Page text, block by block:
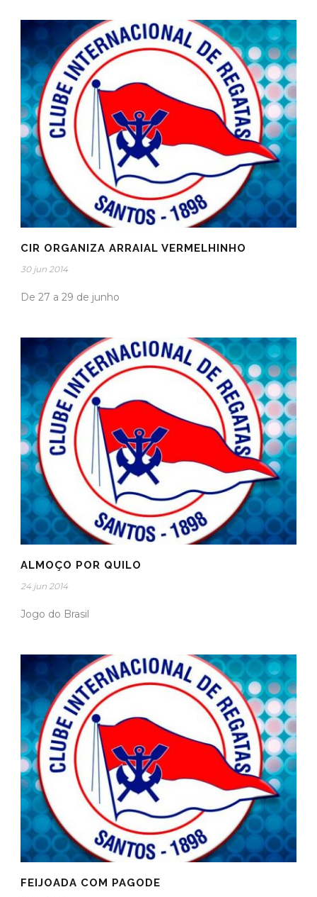
CIR ORGANIZA ARRAIAL VERMELHINHO
30 jun 2014
De 27 a 29 de junho
ALMOÇO POR QUILO
24 jun 2014
Jogo do Brasil
FEIJOADA COM PAGODE